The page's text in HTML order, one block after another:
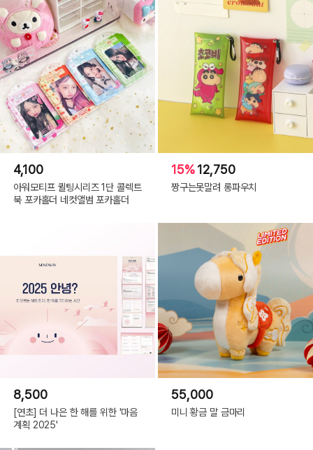
4,100
아워모티프 퀼팅시리즈 1단 콜렉트
북 포카홀더 네컷앨범 포카홀더
15%12,750
짱구는못말려 롱파우치
8,500
[연초] 더 나은 한 해를 위한 '마음
계획 2025'
55,000
미니 황금 말 금마리